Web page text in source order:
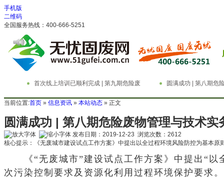
手机版
二维码
全国服务热线：400-666-5251
首次线上培训已顺利完成 | 第九期危险废
物管理与技术实务精英特训营
圆满成功 | 第八期危
务精英特训营
当前位置:首页 » 信息资讯 » 本站动态 » 正文
圆满成功 | 第八期危险废物管理与技术实
发布日期：2019-12-23 浏览次数： 2612
核心提示：《无废城市建设试点工作方案》中提出以全过程环境风险防控为基本
《“无废城市”建设试点工作方案》中提出“
次污染控制要求及资源化利用过程环境保护要求